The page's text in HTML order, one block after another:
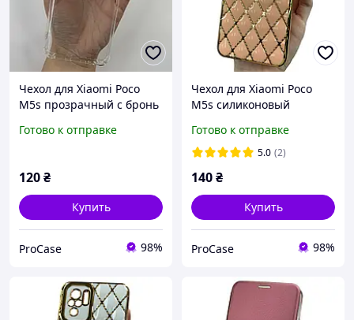
Чехол для Xiaomi Poco
M5s прозрачный с бронь
Готово к отправке
120₴
Купить
ProCase 98%
Чехол для Xiaomi Poco
M5s силиконовый
дизайном
Готово к отправке
5.0 (2)
140₴
Купить
ProCase 98%